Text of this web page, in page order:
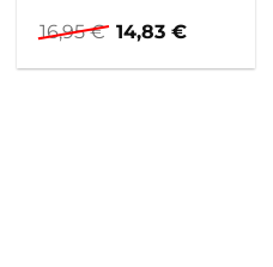
16,95€ Ursprünglicher
Preis
war:
14,83€Aktueller
ist: